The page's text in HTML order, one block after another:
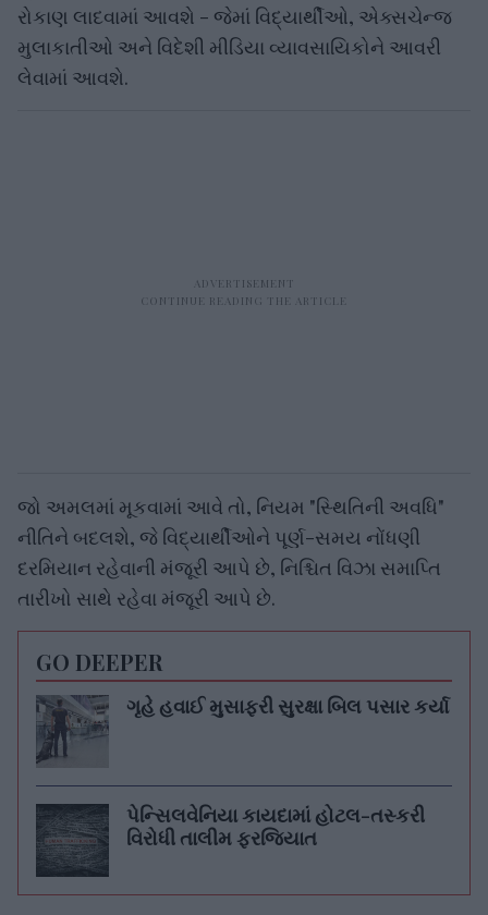
રોકાણ લાદવામાં આવશે - જેમાં વિદ્યાર્થીઓ, એક્સચેન્જ
મુલાકાતીઓ અને વિદેશી મીડિયા વ્યાવસાયિકોને આવરી
લેવામાં આવશે.
જો અમલમાં મૂકવામાં આવે તો, નિયમ "સ્થિતિની અવધિ"
નીતિને બદલશે, જે વિદ્યાર્થીઓને પૂર્ણ-સમય નોંધણી
દરમિયાન રહેવાની મંજૂરી આપે છે, નિશ્ચિત વિઝા સમાપ્તિ
તારીખો સાથે રહેવા મંજૂરી આપે છે.
GO DEEPER
ગૃહે હવાઈ મુસાફરી સુરક્ષા બિલ પસાર કર્યા
પેન્સિલવેનિયા કાયદામાં હોટલ-તસ્કરી
વિરોધી તાલીમ ફરજિયાત